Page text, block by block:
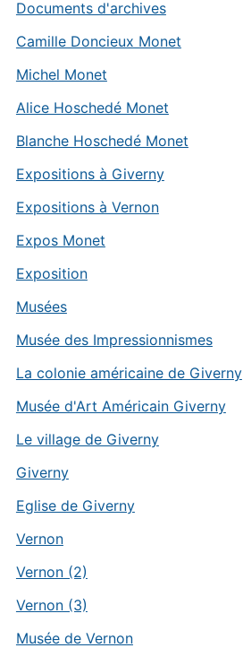
Documents d'archives
Camille Doncieux Monet
Michel Monet
Alice Hoschedé Monet
Blanche Hoschedé Monet
Expositions à Giverny
Expositions à Vernon
Expos Monet
Exposition
Musées
Musée des Impressionnismes
La colonie américaine de Giverny
Musée d'Art Américain Giverny
Le village de Giverny
Giverny
Eglise de Giverny
Vernon
Vernon (2)
Vernon (3)
Musée de Vernon